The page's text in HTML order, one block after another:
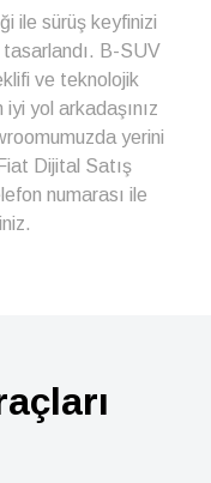
ile sürüş keyfinizi
B-SUV
ve teknolojik
yol arkadaşınız
yerini
Dijital Satış
numarası ile